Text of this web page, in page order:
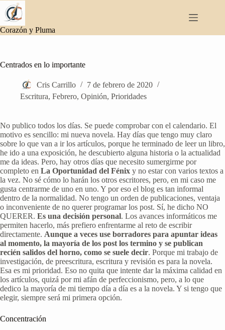
Saltar
contenido
Corazón y Pluma
Centrados en lo importante
Cris Carrillo
7 de febrero de 2020
Escritura, Febrero, Opinión, Prioridades
No publico todos los días. Se puede comprobar con el calendario. El
motivo es sencillo: mi nueva novela. Hay días que tengo muy claro
sobre lo que van a ir los artículos, porque he terminado de leer un libro,
he ido a una exposición, he descubierto alguna historia o la actualidad
me da ideas. Pero, hay otros días que necesito sumergirme por
completo en La Oportunidad del Fénix y no estar con varios textos a
la vez. No sé cómo lo harán los otros escritores, pero, en mi caso me
gusta centrarme de uno en uno. Y por eso el blog es tan informal
dentro de la normalidad. No tengo un orden de publicaciones, ventaja
o inconveniente de no querer programar los post. Sí, he dicho NO
QUERER. Es una decisión personal. Los avances informáticos me
permiten hacerlo, más prefiero enfrentarme al reto de escribir
directamente. Aunque a veces use borradores para apuntar ideas
al momento, la mayoría de los post los termino y se publican
recién salidos del horno, como se suele decir. Porque mi trabajo de
investigación, de preescritura, escritura y revisión es para la novela.
Esa es mi prioridad. Eso no quita que intente dar la máxima calidad en
los artículos, quizá por mi afán de perfeccionismo, pero, a lo que
dedico la mayoría de mi tiempo día a día es a la novela. Y si tengo que
elegir, siempre será mi primera opción.
Concentración